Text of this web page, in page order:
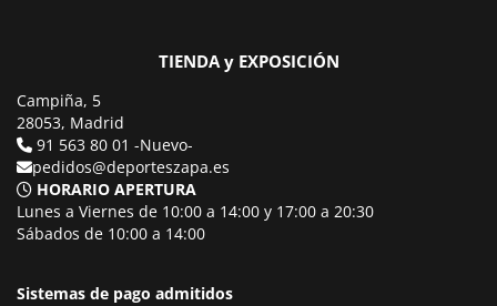
TIENDA y EXPOSICIÓN
Campiña, 5
28053, Madrid
91 563 80 01 -Nuevo-
pedidos@deporteszapa.es
HORARIO APERTURA
Lunes a Viernes de 10:00 a 14:00 y 17:00 a 20:30
Sábados de 10:00 a 14:00
Sistemas de pago admitidos